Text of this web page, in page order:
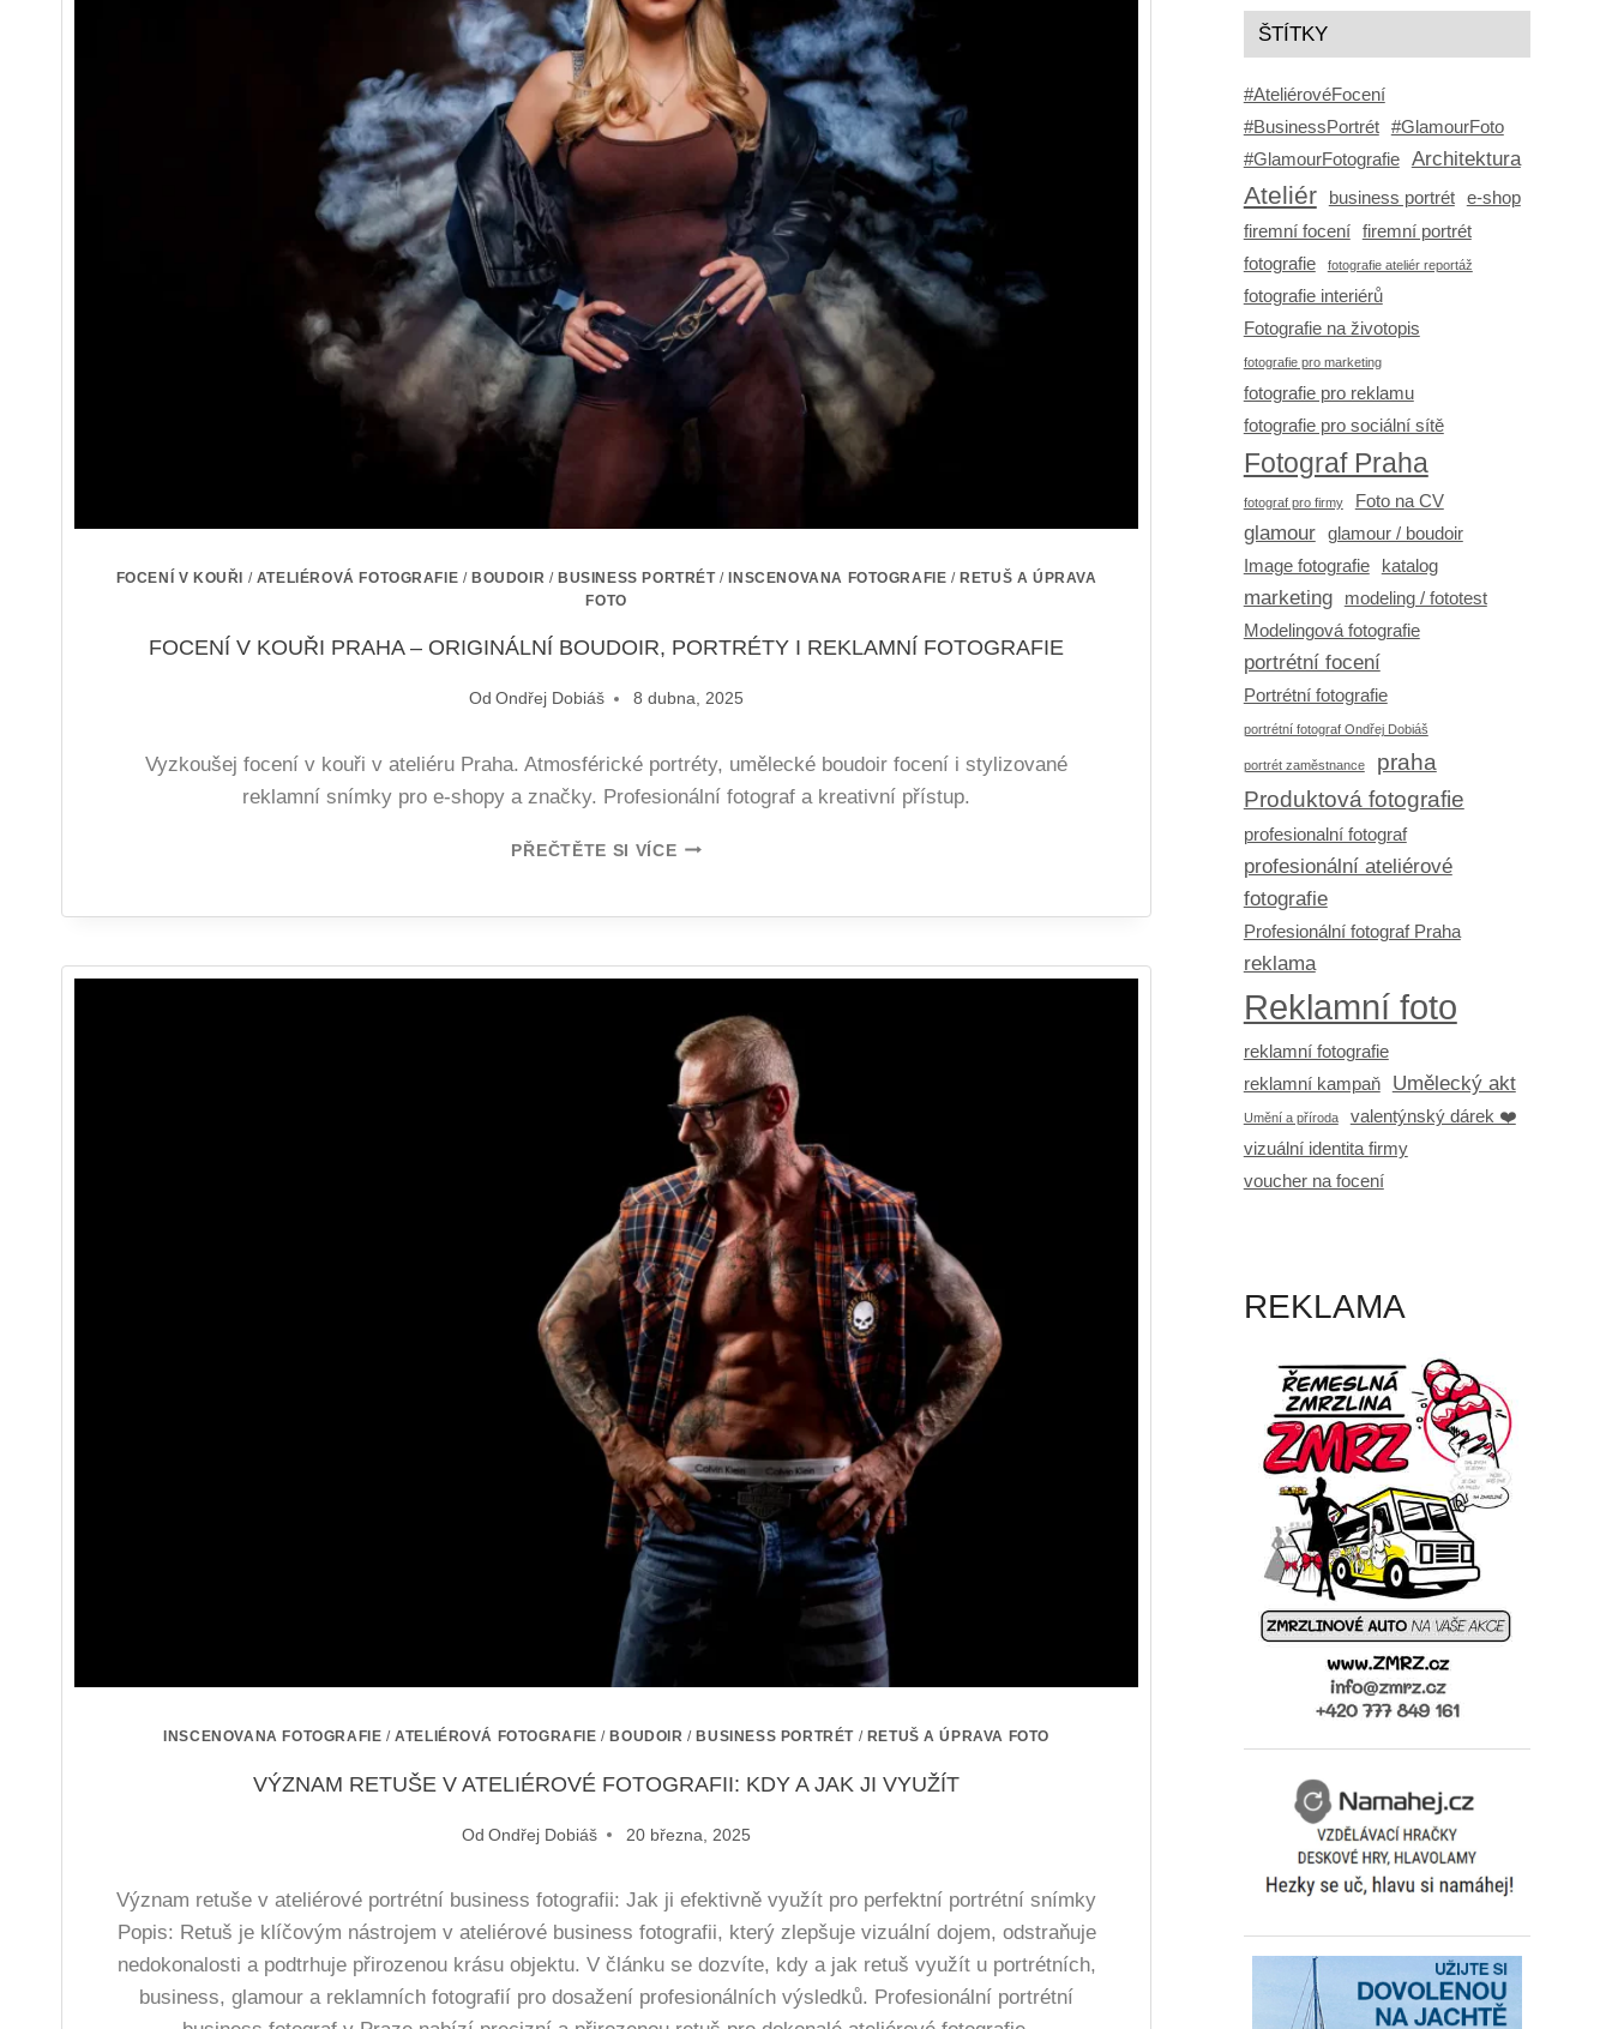
FOCENÍ V KOUŘI / ATELIÉROVÁ FOTOGRAFIE /BOUDOIR /BUSINESS PORTRÉT/INSCENOVANA FOTOGRAFIE /RETUŠ A ÚPRAVA
FOTO
FOCENÍ V KOUŘI PRAHA – ORIGINÁLNÍ BOUDOIR, PORTRÉTY I REKLAMNÍ FOTOGRAFIE
Od Ondřej Dobiáš 8 dubna, 2025
Vyzkoušej focení v kouři v ateliéru Praha. Atmosférické portréty, umělecké boudoir focení i stylizované
reklamní snímky pro e-shopy a značky. Profesionální fotograf a kreativní přístup.
PŘEČTĚTE SI VÍCE
INSCENOVANA FOTOGRAFIE /ATELIÉROVÁ FOTOGRAFIE / BOUDOIR / BUSINESS PORTRÉT/ RETUŠ A ÚPRAVA FOTO
VÝZNAM RETUŠE V ATELIÉROVÉ FOTOGRAFII: KDY A JAK JI VYUŽÍT
Od Ondřej Dobiáš 20 března, 2025
Význam retuše v ateliérové portrétní business fotografii: Jak ji efektivně využít pro perfektní portrétní snímky
Popis: Retuš je klíčovým nástrojem v ateliérové business fotografii, který zlepšuje vizuální dojem, odstraňuje
nedokonalosti a podtrhuje přirozenou krásu objektu. V článku se dozvíte, kdy a jak retuš využít u portrétních,
business, glamour a reklamních fotografií pro dosažení profesionálních výsledků. Profesionální portrétní
ŠTÍTKY
#AteliérovéFocení
#BusinessPortrét
#GlamourFoto
#GlamourFotografie
Architektura
Ateliér business portrét
e-shop
firemní focení
firemní portrét
fotografie
fotografie ateliér reportáž
fotografie interiérů
Fotografie na životopis
fotografie pro marketing
fotografie pro reklamu
fotografie pro sociální sítě
Fotograf Praha
fotograf pro firmy Foto na CV
glamour
glamour / boudoir
Image fotografie
katalog
marketing
modeling / fototest
Modelingová fotografie
portrétní focení
Portrétní fotografie
portrétní fotograf Ondřej Dobiáš
portrét zaměstnance
praha
Produktová fotografie
profesionalní fotograf
profesionální ateliérové
fotografie
Profesionální fotograf Praha
reklama
Reklamní foto
reklamní fotografie
reklamní kampaň
Umělecký akt
Umění a příroda
valentýnský dárek ❤️
vizuální identita firmy
voucher na focení
REKLAMA